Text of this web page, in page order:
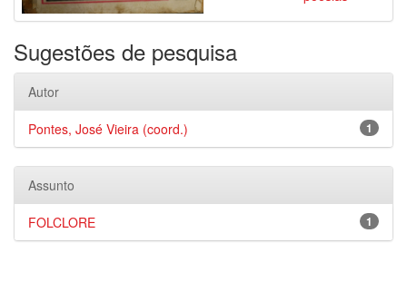
Sugestões de pesquisa
Autor
1
Pontes, José Vieira (coord.)
Assunto
1
FOLCLORE